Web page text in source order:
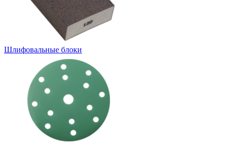
Шлифовальные блоки